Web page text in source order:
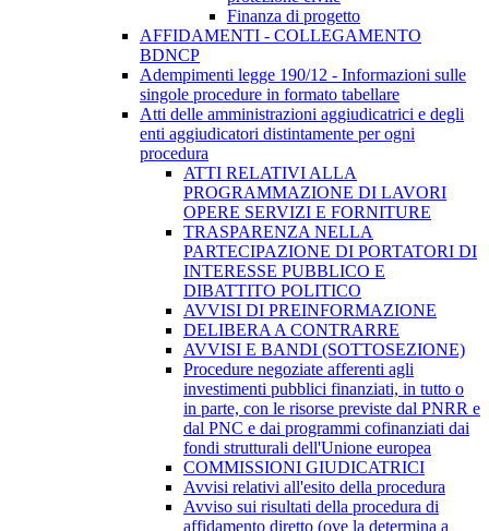
Finanza di progetto
AFFIDAMENTI - COLLEGAMENTO
BDNCP
Adempimenti legge 190/12 - Informazioni sulle
singole procedure in formato tabellare
Atti delle amministrazioni aggiudicatrici e degli
enti aggiudicatori distintamente per ogni
procedura
ATTI RELATIVI ALLA
PROGRAMMAZIONE DI LAVORI
OPERE SERVIZI E FORNITURE
TRASPARENZA NELLA
PARTECIPAZIONE DI PORTATORI DI
INTERESSE PUBBLICO E
DIBATTITO POLITICO
AVVISI DI PREINFORMAZIONE
DELIBERA A CONTRARRE
AVVISI E BANDI (SOTTOSEZIONE)
Procedure negoziate afferenti agli
investimenti pubblici finanziati, in tutto o
in parte, con le risorse previste dal PNRR e
dal PNC e dai programmi cofinanziati dai
fondi strutturali dell'Unione europea
COMMISSIONI GIUDICATRICI
Avvisi relativi all'esito della procedura
Avviso sui risultati della procedura di
affidamento diretto (ove la determina a